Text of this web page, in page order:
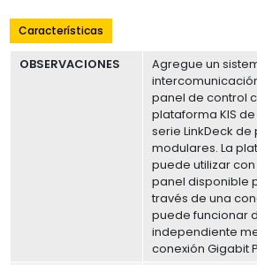
Características
OBSERVACIONES
Agregue un
panel de control
plataforma KIS
serie LinkDeck
modulares. La
puede utilizar
panel disponible
través de una
puede funcionar
independiente
conexión Gigabit